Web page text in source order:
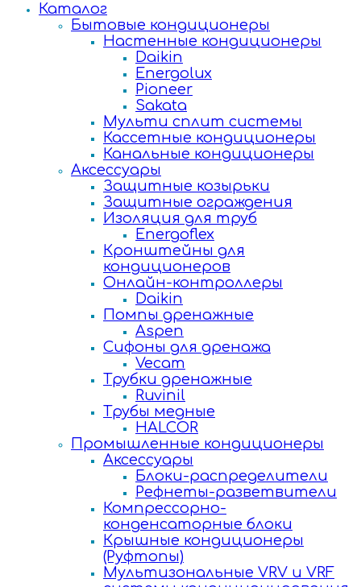
Каталог
Бытовые кондиционеры
Настенные кондиционеры
Daikin
Energolux
Pioneer
Sakata
Мульти сплит системы
Кассетные кондиционеры
Канальные кондиционеры
Аксессуары
Защитные козырьки
Защитные ограждения
Изоляция для труб
Energoflex
Кронштейны для
кондиционеров
Онлайн-контроллеры
Daikin
Помпы дренажные
Aspen
Сифоны для дренажа
Vecam
Трубки дренажные
Ruvinil
Трубы медные
HALCOR
Промышленные кондиционеры
Аксессуары
Блоки-распределители
Рефнеты-разветвители
Компрессорно-
конденсаторные блоки
Крышные кондиционеры
(Руфтопы)
Мультизональные VRV и VRF